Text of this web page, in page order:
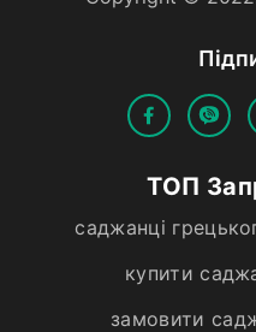
ТОП
саджанці
купити
замовити